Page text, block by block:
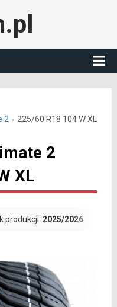
2 225/60 R18 104 W XL
2
XL
produkcji: 2025/2026